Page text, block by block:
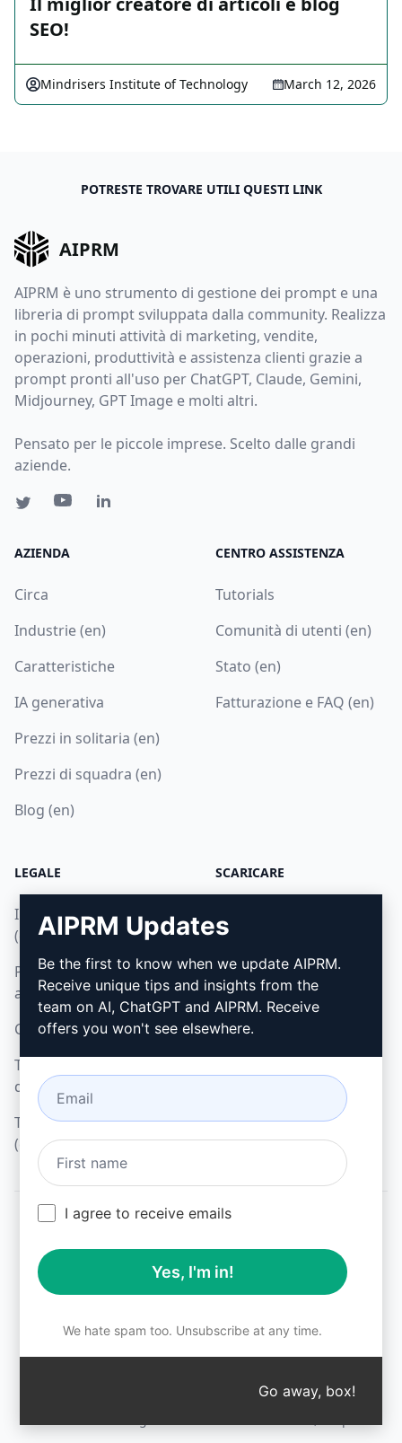
SEO!
Mindrisers Institute of Technology March 12, 2026
POTRESTE TROVARE UTILI QUESTI LINK
AIPRM
AIPRM è uno strumento di gestione dei prompt e una
libreria di prompt sviluppata dalla community. Realizza
in pochi minuti attività di marketing, vendite,
operazioni, produttività e assistenza clienti grazie a
prompt pronti all'uso per ChatGPT, Claude, Gemini,
Midjourney, GPT Image e molti altri.
Pensato per le piccole imprese. Scelto dalle grandi
aziende.
AZIENDA
Circa
Industrie (en)
Caratteristiche
IA generativa
Prezzi in solitaria (en)
Prezzi di squadra (en)
Blog (en)
CENTRO ASSISTENZA
Tutorials
Comunità di utenti (en)
Stato (en)
Fatturazione e FAQ (en)
LEGALE
Informativa sulla privacy
(en)
Politica di utilizzo
accettabile (en)
Condizioni di utilizzo (en)
Termini dell'estensione
del browser (en)
Termini di fatturazione
(en)
SCARICARE
Microsoft Edge (en)
All logos, trademarks, and registered trademarks are the
property of their respective owners.
AIPRM and other related brand names are registered
laws.
Unauthorized trademark use is prohibited, and may be a
violation of federal and state trademark laws. ↑
AIPRM Updates
Be the first to know when we update AIPRM.
Receive unique tips and insights from the
team on AI, ChatGPT and AIPRM. Receive
offers you won't see elsewhere.
I agree to receive emails
Yes, I'm in!
We hate spam too. Unsubscribe at any time.
Go away, box!